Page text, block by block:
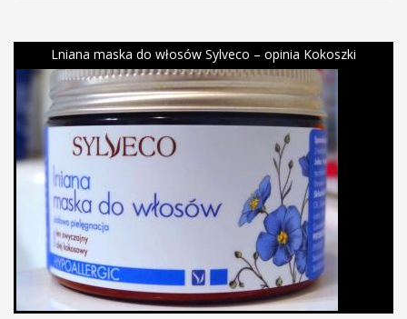
Lniana maska do włosów Sylveco – opinia Kokoszki